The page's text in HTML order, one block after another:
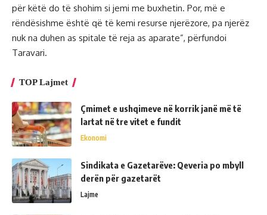
për këtë do të shohim si jemi me buxhetin. Por, më e
rëndësishme është që të kemi resurse njerëzore, pa njerëz
nuk na duhen as spitale të reja as aparate”, përfundoi
Taravari.
TOP Lajmet
Çmimet e ushqimeve në korrik janë më të
lartat në tre vitet e fundit
Ekonomi
Sindikata e Gazetarëve: Qeveria po mbyll
derën për gazetarët
Lajme